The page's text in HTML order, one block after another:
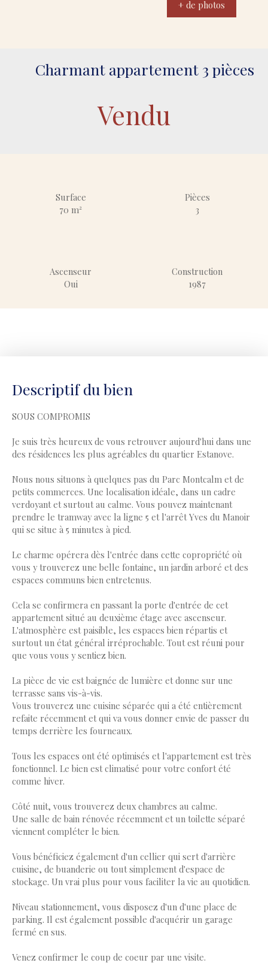
+ de photos
Charmant appartement 3 pièces
Vendu
Surface
70m²
Pièces
3
Ascenseur
Oui
Construction
1987
Descriptif du bien
SOUS COMPROMIS
Je suis très heureux de vous retrouver aujourd'hui dans une
des résidences les plus agréables du quartier Estanove.
Nous nous situons à quelques pas du Parc Montcalm et de
petits commerces. Une localisation idéale, dans un cadre
verdoyant et surtout au calme. Vous pouvez maintenant
prendre le tramway avec la ligne 5 et l'arrêt Yves du Manoir
qui se situe à 5 minutes à pied.
Le charme opérera dès l'entrée dans cette copropriété où
vous y trouverez une belle fontaine, un jardin arboré et des
espaces communs bien entretenus.
Cela se confirmera en passant la porte d'entrée de cet
appartement situé au deuxième étage avec ascenseur.
L'atmosphère est paisible, les espaces bien répartis et
surtout un état général irréprochable. Tout est réuni pour
que vous vous y sentiez bien.
La pièce de vie est baignée de lumière et donne sur une
terrasse sans vis-à-vis.
Vous trouverez une cuisine séparée qui a été entièrement
refaite récemment et qui va vous donner envie de passer du
temps derrière les fourneaux.
Tous les espaces ont été optimisés et l'appartement est très
fonctionnel. Le bien est climatisé pour votre confort été
comme hiver.
Côté nuit, vous trouverez deux chambres au calme.
Une salle de bain rénovée récemment et un toilette séparé
viennent compléter le bien.
Vous bénéficiez également d'un cellier qui sert d'arrière
cuisine, de buanderie ou tout simplement d'espace de
stockage. Un vrai plus pour vous faciliter la vie au quotidien.
Niveau stationnement, vous disposez d'un d'une place de
parking. Il est également possible d'acquérir un garage
fermé en sus.
Venez confirmer le coup de coeur par une visite.